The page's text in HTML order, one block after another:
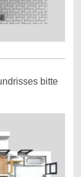
bitte